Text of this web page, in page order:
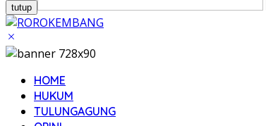
tutup
HOME
HUKUM
TULUNGAGUNG